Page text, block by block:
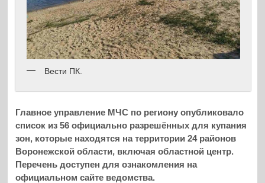
Вести ПК.
Главное управление МЧС по региону опубликовало
список из 56 официально разрешённых для купания
зон, которые находятся на территории 24 районов
Воронежской области, включая областной центр.
Перечень доступен для ознакомления на
официальном сайте ведомства.